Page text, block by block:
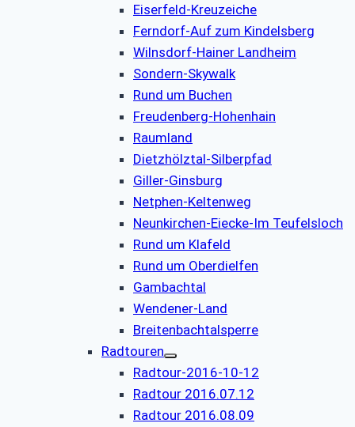
Eiserfeld-Kreuzeiche
Ferndorf-Auf zum Kindelsberg
Wilnsdorf-Hainer Landheim
Sondern-Skywalk
Rund um Buchen
Freudenberg-Hohenhain
Raumland
Dietzhölztal-Silberpfad
Giller-Ginsburg
Netphen-Keltenweg
Neunkirchen-Eiecke-Im Teufelsloch
Rund um Klafeld
Rund um Oberdielfen
Gambachtal
Wendener-Land
Breitenbachtalsperre
Radtouren
Radtour-2016-10-12
Radtour 2016.07.12
Radtour 2016.08.09